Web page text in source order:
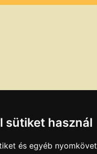
sütiket használ
és egyéb